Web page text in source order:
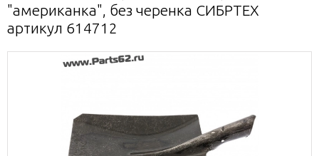
"американка", без черенка СИБРТЕХ
артикул 614712